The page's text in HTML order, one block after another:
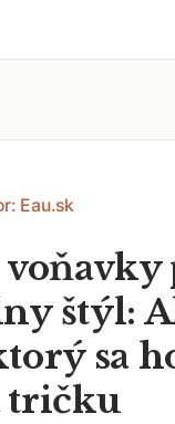
Eau.sk
štýl:
sa
tričku